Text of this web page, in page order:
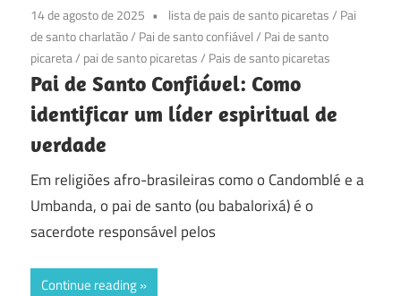
14 de agosto de 2025 lista de pais de santo picaretas/ Pai
de santo charlatão/ Pai de santo confiável/ Pai de santo
picareta/ pai de santo picaretas/ Pais de santo picaretas
Pai de Santo Confiável: Como
identificar um líder espiritual de
verdade
Em religiões afro-brasileiras como o Candomblé e a
Umbanda, o pai de santo (ou babalorixá) é o
sacerdote responsável pelos
Continue reading